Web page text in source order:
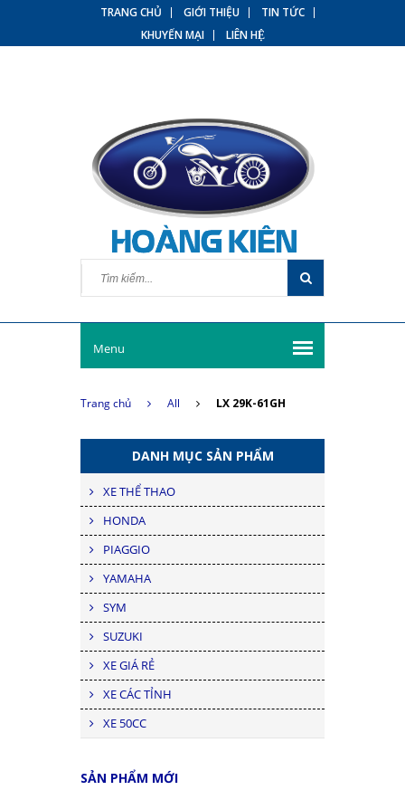
TRANG CHỦ GIỚI THIỆU
TIN TỨC
KHUYẾN MẠI
LIÊN HỆ
Menu
Trang chủ All LX 29K-61GH
DANH MỤC SẢN PHẨM
XE THỂ THAO
HONDA
PIAGGIO
YAMAHA
SYM
SUZUKI
XE GIÁ RẺ
XE CÁC TỈNH
XE 50CC
SẢN PHẨM MỚI